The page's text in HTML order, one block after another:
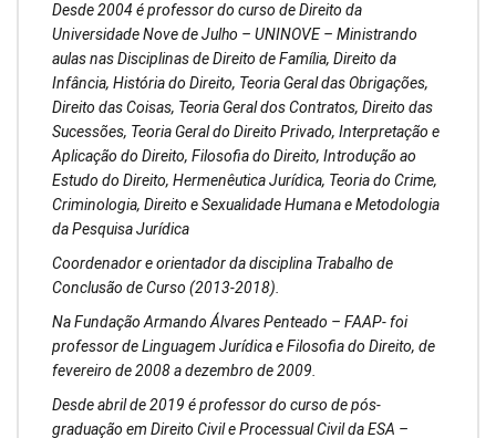
Desde 2004 é professor do curso de Direito da
Universidade Nove de Julho – UNINOVE – Ministrando
aulas nas Disciplinas de Direito de Família, Direito da
Infância, História do Direito, Teoria Geral das Obrigações,
Direito das Coisas, Teoria Geral dos Contratos, Direito das
Sucessões, Teoria Geral do Direito Privado, Interpretação e
Aplicação do Direito, Filosofia do Direito, Introdução ao
Estudo do Direito, Hermenêutica Jurídica, Teoria do Crime,
Criminologia, Direito e Sexualidade Humana e Metodologia
da Pesquisa Jurídica
Coordenador e orientador da disciplina Trabalho de
Conclusão de Curso (2013-2018).
Na Fundação Armando Álvares Penteado – FAAP- foi
professor de Linguagem Jurídica e Filosofia do Direito, de
fevereiro de 2008 a dezembro de 2009.
Desde abril de 2019 é professor do curso de pós-
graduação em Direito Civil e Processual Civil da ESA –